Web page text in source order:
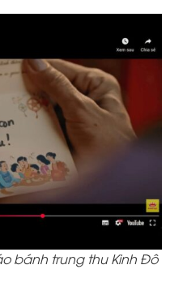
bánh trung thu Kinh Đô